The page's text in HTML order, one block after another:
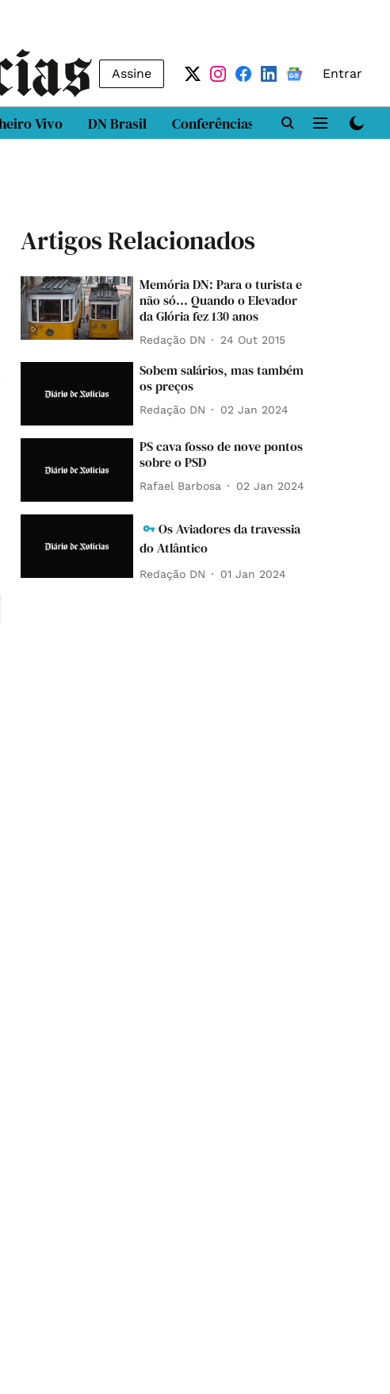
Assine Entrar
Vivo DN Brasil Conferências DN LAB
Artigos Relacionados
Memória DN: Para o turista e
não só... Quando o Elevador
da Glória fez 130 anos
Redação DN 24 Out 2015
Sobem salários, mas também
os preços
Redação DN 02 Jan 2024
PS cava fosso de nove pontos
sobre o PSD
Rafael Barbosa 02 Jan 2024
Os Aviadores da travessia
do Atlântico
Redação DN 01 Jan 2024